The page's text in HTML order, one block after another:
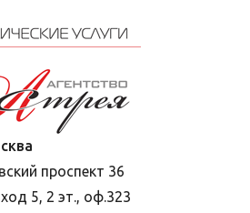
проспект 36
5, 2 эт., оф.323